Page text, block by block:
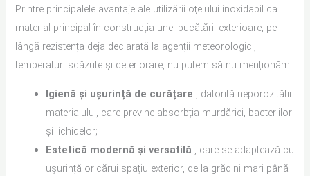
Printre principalele avantaje ale utilizării oțelului inoxidabil ca
material principal în construcția unei bucătării exterioare, pe
lângă rezistența deja declarată la agenții meteorologici,
temperaturi scăzute și deteriorare, nu putem să nu menționăm:
Igienă și ușurință de curățare , datorită neporozității
materialului, care previne absorbția murdăriei, bacteriilor
și lichidelor;
Estetică modernă și versatilă , care se adaptează cu
ușurință oricărui spațiu exterior, de la grădini mari până